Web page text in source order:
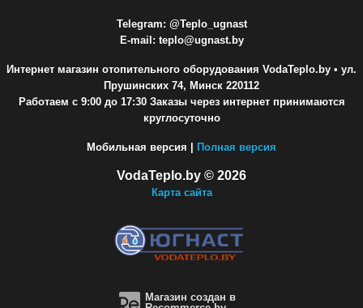
Telegram: @Teplo_ugnast
E-mail: teplo@ugnast.by
Интернет магазин отопительного оборудования VodaTeplo.by • ул.
Прушинских 74, Минск 220112
Работаем с 9:00 до 17:30 Заказы через интернет принимаются
круглосуточно
Мобильная версия | Полная версия
VodaTeplo.by © 2026
Карта сайта
Магазин создан в